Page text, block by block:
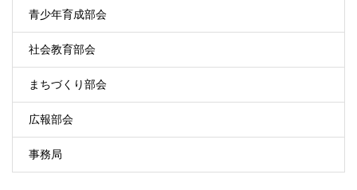
青少年育成部会
社会教育部会
まちづくり部会
広報部会
事務局